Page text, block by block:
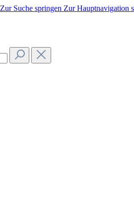
Zur Suche springen Zur Hauptnavigation